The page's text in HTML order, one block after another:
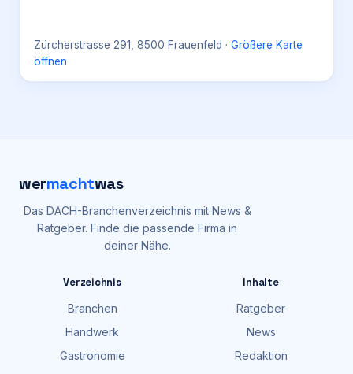
Zürcherstrasse 291, 8500 Frauenfeld · Größere Karte
öffnen
wermachtwas
Das DACH-Branchenverzeichnis mit News &
Ratgeber. Finde die passende Firma in
deiner Nähe.
Verzeichnis
Branchen
Handwerk
Gastronomie
Inhalte
Ratgeber
News
Redaktion